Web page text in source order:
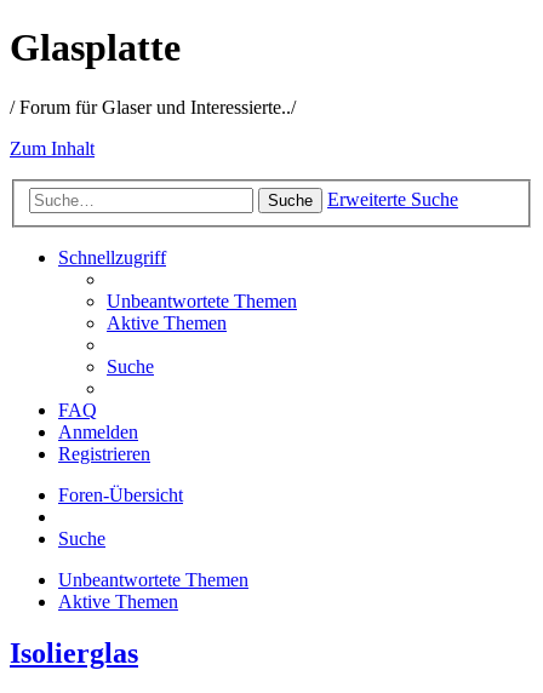
Glasplatte
/ Forum für Glaser und Interessierte../
Zum Inhalt
Suche Erweiterte Suche
Schnellzugriff
Unbeantwortete Themen
Aktive Themen
Suche
FAQ
Anmelden
Registrieren
Foren-Übersicht
Suche
Unbeantwortete Themen
Aktive Themen
Isolierglas